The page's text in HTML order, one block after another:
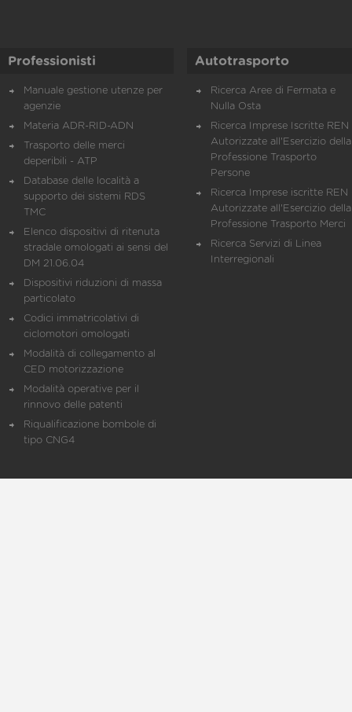
Professionisti
Manuale gestione utenze per
agenzie
Materia ADR-RID-ADN
Trasporto delle merci
deperibili - ATP
Database delle località a
supporto dei sistemi RDS
TMC
Elenco dispositivi di ritenuta
stradale omologati ai sensi del
DM 21.06.04
Dispositivi riduzioni di massa
particolato
Codici immatricolativi di
ciclomotori omologati
Modalità di collegamento al
CED motorizzazione
Modalità operative per il
rinnovo delle patenti
Riqualificazione bombole di
tipo CNG4
Autotrasporto
Ricerca Aree di Fermata e
Nulla Osta
Ricerca Imprese Iscritte REN
Autorizzate all'Esercizio della
Professione Trasporto
Persone
Ricerca Imprese iscritte REN
Autorizzate all'Esercizio della
Professione Trasporto Merci
Ricerca Servizi di Linea
Interregionali